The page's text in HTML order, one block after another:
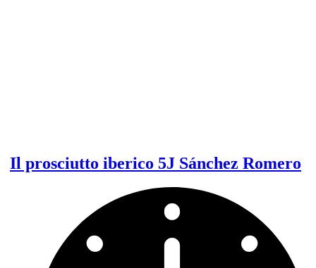
Il prosciutto iberico 5J Sánchez Romero